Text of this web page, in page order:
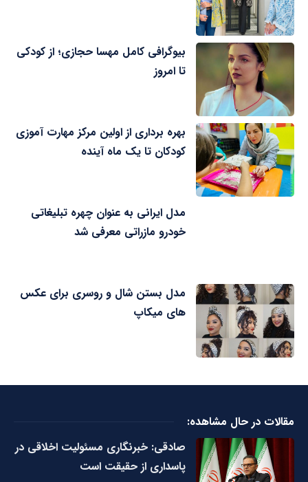
بیوگرافی کامل مهسا حجازی؛ از کودکی
تا امروز
بهره برداری از اولین مرکز مهارت آموزی
کودکان تا یک ماه آینده
مدل ایرانی به عنوان چهره تبلیغاتی
خودرو مازراتی معرفی شد
مدل بستن شال و روسری برای عکس
های میکاپ
مقالات در حال مشاهده:
صادقی: خبرنگاری مسئولیت اخلاقی در
پاسداری از حقیقت است